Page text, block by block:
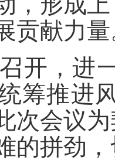
贡献力
开，进
筹推进
次会议
的拼劲